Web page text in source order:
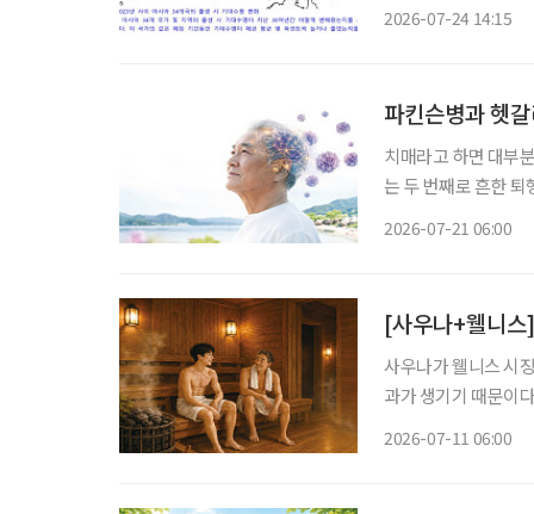
2026-07-24 14:15
파킨슨병과 헷
치매라고 하면 대부
는 두 번째로 흔한
2026-07-21 06:00
[사우나+웰니
사우나가 웰니스 시
과가 생기기 때문이
2026-07-11 06:00